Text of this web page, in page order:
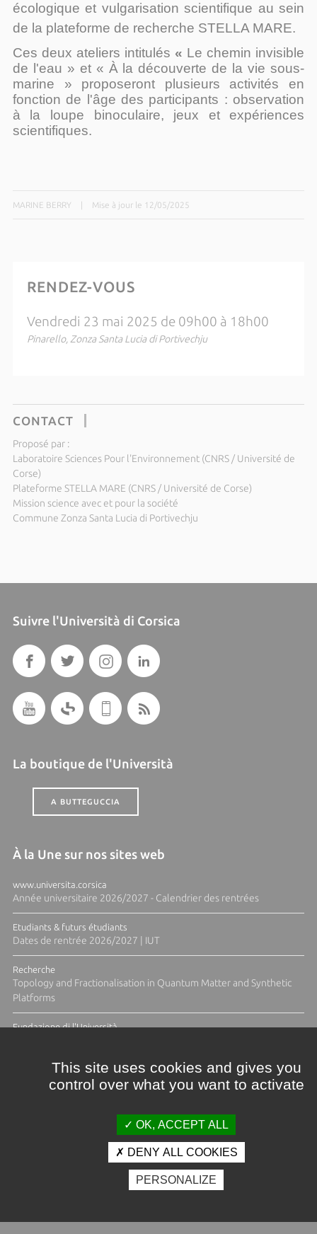
écologique et vulgarisation scientifique au sein
de la plateforme de recherche STELLA MARE.
Ces deux ateliers intitulés « Le chemin invisible
de l'eau » et « À la découverte de la vie sous-
marine »
proposeront plusieurs activités en
fonction de l'âge des participants : observation
à la loupe binoculaire, jeux et expériences
scientifiques.
MARINE BERRY Mise à jour le 12/05/2025
RENDEZ-VOUS
Vendredi 23 mai 2025 de 09h00 à 18h00
Pinarello, Zonza Santa Lucia di Portivechju
CONTACT
Proposé par :
Laboratoire Sciences Pour l'Environnement (CNRS / Université de
Corse)
Plateforme STELLA MARE (CNRS / Université de Corse)
Mission science avec et pour la société
Commune Zonza Santa Lucia di Portivechju
Suivre l'Università di Corsica
La boutique de l'Università
A BUTTEGUCCIA
À la Une sur nos sites web
www.universita.corsica
Année universitaire 2026/2027 - Calendrier des rentrées
Etudiants & futurs étudiants
Dates de rentrée 2026/2027 | IUT
Recherche
Topology and Fractionalisation in Quantum Matter and Synthetic
Platforms
Fundazione di l'Università
Crédits et mentions légales
Espace presse
Photothèque
This site uses cookies and gives you
control over what you want to activate
OK, ACCEPT ALL
DENY ALL COOKIES
PERSONALIZE